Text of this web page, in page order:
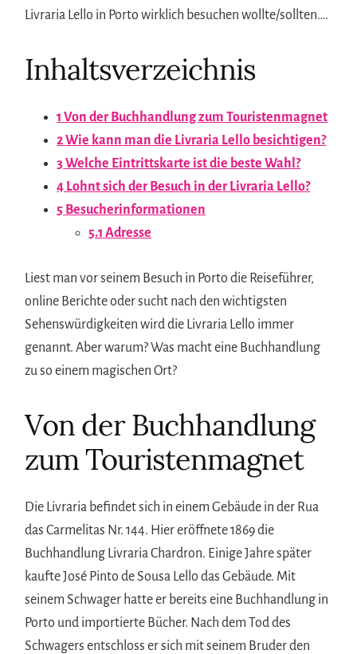
Livraria Lello in Porto wirklich besuchen wollte/sollten….
Inhaltsverzeichnis
1 Von der Buchhandlung zum Touristenmagnet
2Wie kann man die Livraria Lello besichtigen?
3 Welche Eintrittskarte ist die beste Wahl?
4 Lohnt sich der Besuch in der Livraria Lello?
5 Besucherinformationen
5.1 Adresse
Liest man vor seinem Besuch in Porto die Reiseführer,
online Berichte oder sucht nach den wichtigsten
Sehenswürdigkeiten wird die Livraria Lello immer
genannt. Aber warum? Was macht eine Buchhandlung
zu so einem magischen Ort?
Von der Buchhandlung
zum Touristenmagnet
Die Livraria befindet sich in einem Gebäude in der Rua
das Carmelitas Nr. 144. Hier eröffnete 1869 die
Buchhandlung Livraria Chardron. Einige Jahre später
kaufte José Pinto de Sousa Lello das Gebäude. Mit
seinem Schwager hatte er bereits eine Buchhandlung in
Porto und importierte Bücher. Nach dem Tod des
Schwagers entschloss er sich mit seinem Bruder den